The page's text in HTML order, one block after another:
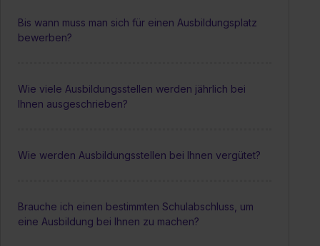
Bis wann muss man sich für einen Ausbildungsplatz
bewerben?
Wie viele Ausbildungsstellen werden jährlich bei
Ihnen ausgeschrieben?
Wie werden Ausbildungsstellen bei Ihnen vergütet?
Brauche ich einen bestimmten Schulabschluss, um
eine Ausbildung bei Ihnen zu machen?